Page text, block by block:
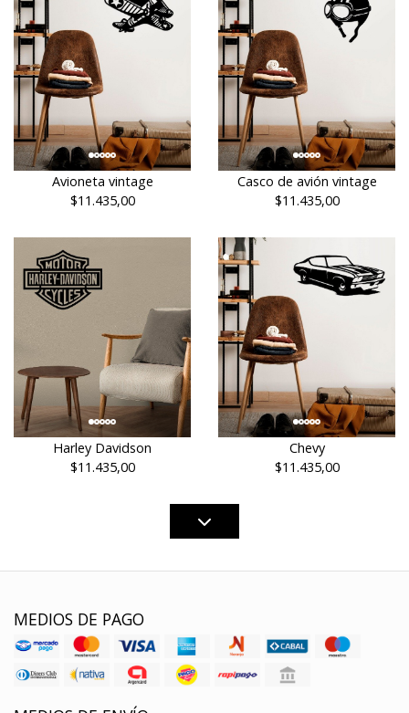
Avioneta vintage
$11.435,00
Casco de avión vintage
$11.435,00
Harley Davidson
$11.435,00
Chevy
$11.435,00
MEDIOS DE PAGO